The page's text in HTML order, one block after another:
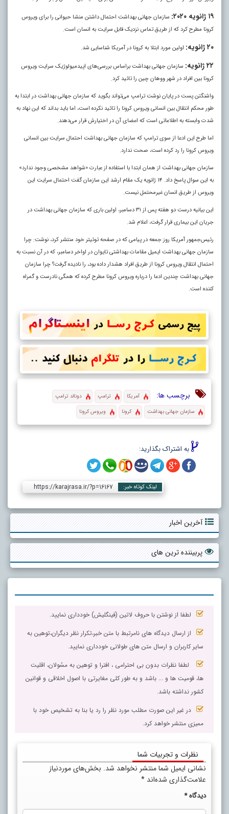
۱۹ ژانویه ۲۰۲۰:
سازمان جهانی بهداشت احتمال داشتن منشا حیوانی را برای ویروس
کرونا مطرح کرد که از طریق تماس نزدیک قابل سرایت به انسان است.
۲۰ ژانویه: اولین مورد ابتلا به کرونا در آمریکا شناسایی شد.
۲۲ ژانویه:
سازمان جهانی بهداشت براساس بررسی‌های اپیدمیولوژیک سرایت ویروس
کرونا بین افراد در شهر ووهان چین را تائید کرد.
واشنگتن پست در پایان نوشت ترامپ می‌تواند بگوید که سازمان جهانی بهداشت در ابتدا به
طور محکم انتقال بین انسانی ویروس کرونا را تائید نکرده است، اما باید بداند که این نهاد به
شدت وابسته به اطلاعاتی است که اعضای آن در اختیارش قرار می‌دهند.
اما طرح این ادعا از سوی ترامپ که سازمان جهانی بهداشت احتمال سرایت بین انسانی
ویروس کرونا را رد کرده است، صحت ندارد.
سازمان جهانی بهداشت از همان ابتدا با استفاده از عبارت «شواهد مشخصی وجود ندارد»
به این سوال پاسخ داد. ۱۴ ژانویه یک مقام ارشد این سازمان گفت احتمال سرایت این
ویروس از طریق انسان غیرمحتمل نیست.
این بیانیه درست دو هفته پس از ۳۱ دسامبر، اولین باری که سازمان جهانی بهداشت در
جریان این بیماری قرار گرفت، اعلام شد.
رئیس‌جمهور آمریکا روز جمعه در پیامی که در صفحه توئیتر خود منتشر کرد، نوشت: چرا
سازمان جهانی بهداشت ایمیل مقامات بهداشتی تایوان در اواخر دسامبر، که در آن نسبت به
احتمال انتقال ویروس کرونا از طریق افراد هشدار داده بود، را نادیده گرفت؟ چرا سازمان
جهانی بهداشت چندین ادعا را درباره ویروس کرونا مطرح کرده که همگی نادرست و گمراه
کننده است.
برچسب ها: آمریکا ترامپ
دونالد ترامپ
سازمان جهانی بهداشت
کرونا ویروس کرونا
به اشتراک بگذارید:
لینک کوتاه خبر: https://karajrasa.ir/?p=16167
آخرین اخبار
پربیننده ترین های
لطفا از نوشتن با حروف لاتین (فینگلیش) خودداری نمایید.
از ارسال دیدگاه های نامرتبط با متن خبر،تکرار نظر دیگران،توهین به
سایر کاربران و ارسال متن های طولانی خودداری نمایید.
لطفا نظرات بدون بی احترامی ، افترا و توهین به مسٔولان، اقلیت
ها، قومیت ها و ... باشد و به طور کلی مغایرتی با اصول اخلاقی و قوانین
کشور نداشته باشد.
در غیر این صورت مطلب مورد نظر را رد یا بنا به تشخیص خود با
ممیزی منتشر خواهد کرد.
نظرات و تجربیات شما
نشانی ایمیل شما منتشر نخواهد شد. بخش‌های موردنیاز
علامت‌گذاری شده‌اند *
دیدگاه*